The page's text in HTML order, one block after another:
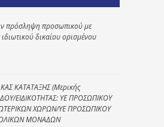
πρόσληψη προσωπικού με
δικαίου ορισμένου
ΚΑΤΑΤΑΞΗΣ (Μερικής
ΕΙΔΙΚΟΤΗΤΑΣ: ΥΕ ΠΡΟΣΩΠΙΚΟΥ
ΧΩΡΩΝ/ΥΕ ΠΡΟΣΩΠΙΚΟΥ
ΜΟΝΑΔΩΝ